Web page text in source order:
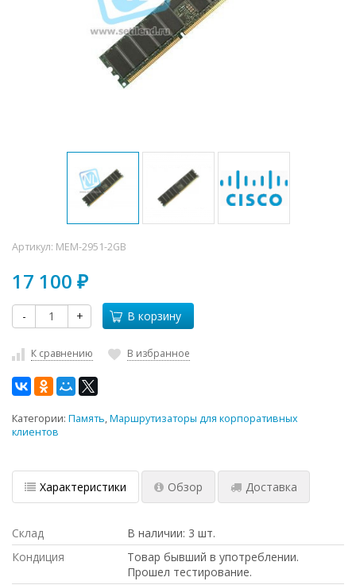
Артикул: MEM-2951-2GB
17 100 ₽
- + В корзину
К сравнению В избранное
Категории: Память,Маршрутизаторы для корпоративных
клиентов
Характеристики Обзор Доставка
Склад
В наличии: 3 шт.
Кондиция
Товар бывший в употреблении.
Прошел тестирование.